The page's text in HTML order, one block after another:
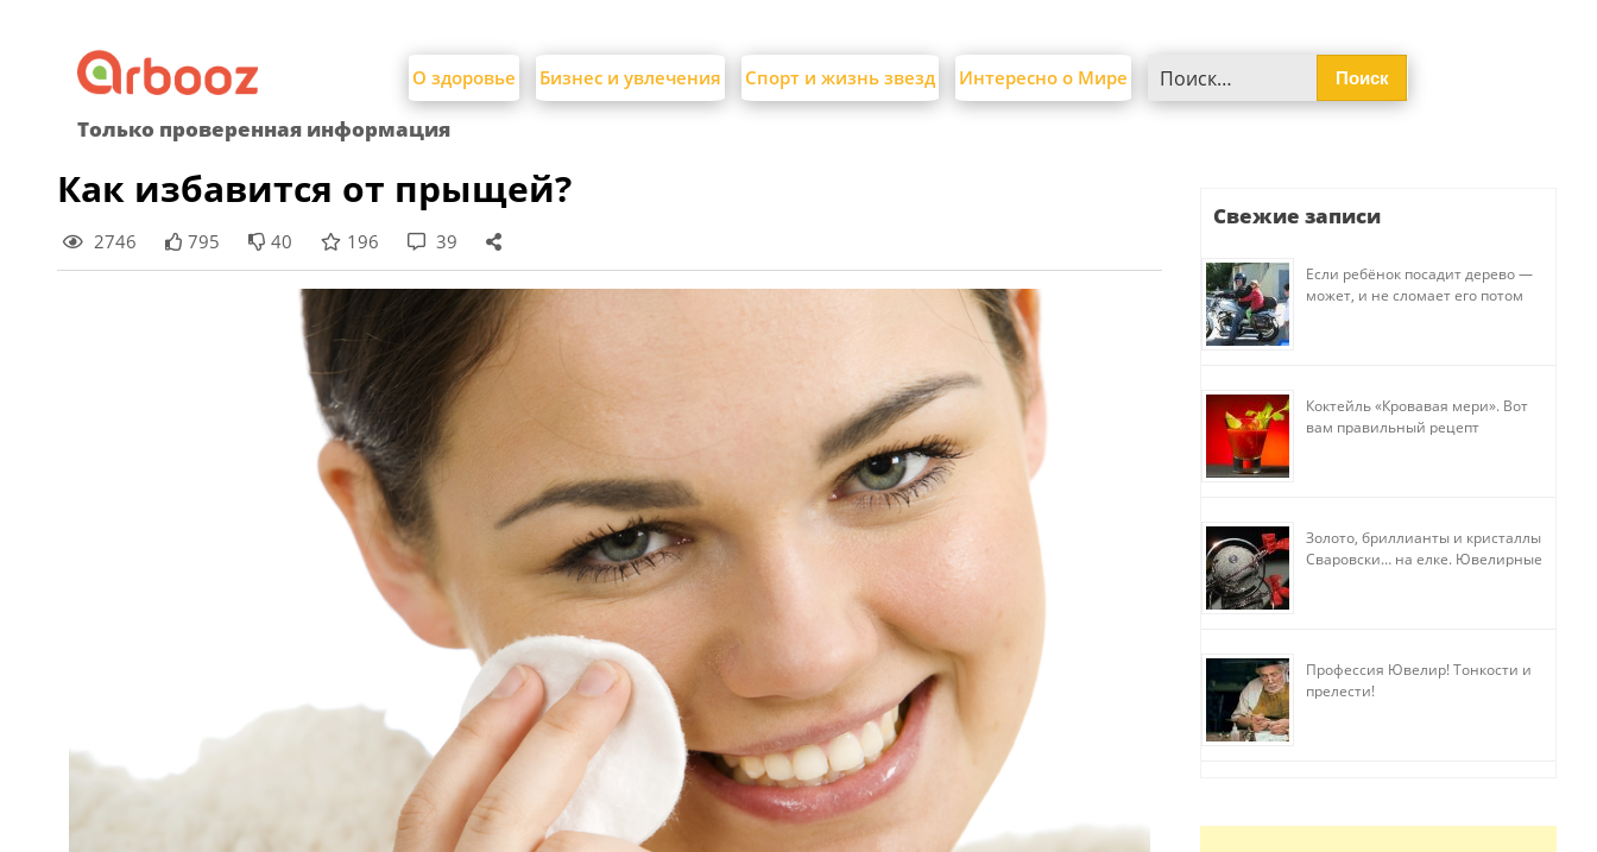
content
О здоровье Бизнес и увлечения Спорт и жизнь звезд Интересно о Мире
Только проверенная информация
Как избавится от прыщей?
2746 795 40 196 39
Свежие записи
Если ребёнок посадит дерево —
может, и не сломает его потом
Коктейль «Кровавая мери». Вот
вам правильный рецепт
Золото, бриллианты и кристаллы
Сваровски… на елке. Ювелирные
Профессия Ювелир! Тонкости и
прелести!